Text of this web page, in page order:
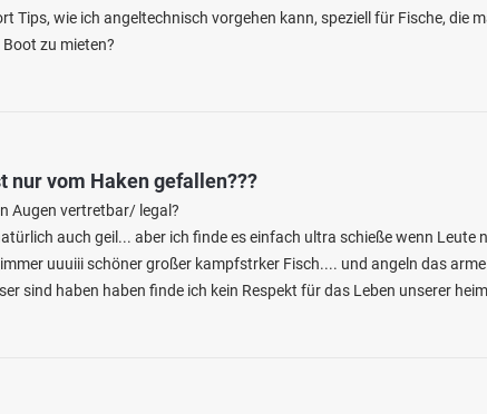
16 4.5
Tips, wie ich angeltechnisch vorgehen kann, speziell für Fische, die
zu mieten?
nur vom Haken gefallen???
Augen vertretbar/ legal?
auch geil... aber ich finde es einfach ultra schieße wenn Leute
uuuiii schöner großer kampfstrker Fisch.... und angeln das
sind haben haben finde ich kein Respekt für das Leben unserer